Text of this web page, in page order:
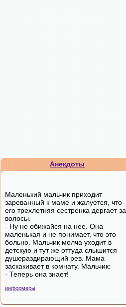
Анекдоты
Маленький мальчик приходит
зареванный к маме и жалуется, что
его трехлетняя сестренка дергает за
волосы.
- Ну не обижайся на нее. Она
маленькая и не понимает, что это
больно. Мальчик молча уходит в
детскую и тут же оттуда слышится
душераздирающий рев. Мама
заскакивает в комнату. Мальчик:
- Теперь она знает!
информеры